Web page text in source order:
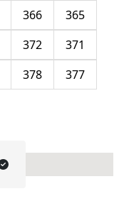
365
366
371
372
377
378